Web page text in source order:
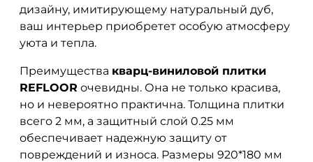
дизайну, имитирующему натуральный дуб,
ваш интерьер приобретет особую атмосферу
уюта и тепла.
Преимущества кварц-виниловой плитки
REFLOOR очевидны. Она не только красива,
но и невероятно практична. Толщина плитки
всего 2 мм, а защитный слой 0.25 мм
обеспечивает надежную защиту от
повреждений и износа. Размеры 920*180 мм